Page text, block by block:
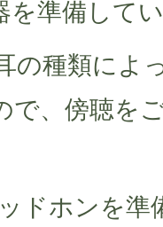
を準備して
の種類によ
で、傍聴を
ドホンを準